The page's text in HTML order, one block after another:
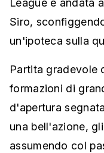
League è andata
Siro,
un'ipoteca sulla
Partita gradevole
formazioni di
d'apertura
una bell'azione,
assumendo col